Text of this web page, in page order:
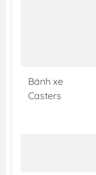
Bánh xe
Casters